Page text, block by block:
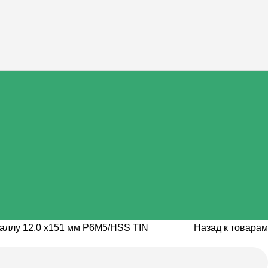
12,0 х151 мм P6M5/HSS TIN Назад к товарам